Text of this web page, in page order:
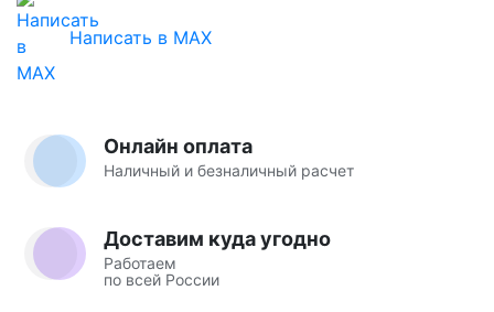
Написать в MAX
Онлайн оплата
Наличный и безналичный расчет
Доставим куда угодно
Работаем
по всей России